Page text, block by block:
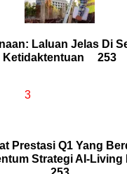
Laluan Jelas Di
Ketidaktentuan
253
3
Prestasi Q1 Yang
Strategi AI-Living